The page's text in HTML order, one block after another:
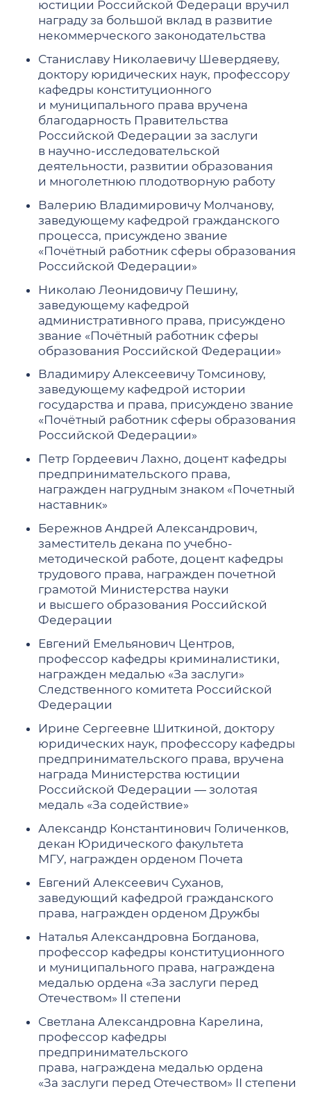
юстиции Российской Федераци вручил
награду за большой вклад в развитие
некоммерческого законодательства
Станиславу Николаевичу Шевердяеву,
доктору юридических наук, профессору
кафедры конституционного
и муниципального права вручена
благодарность Правительства
Российской Федерации за заслуги
в научно-исследовательской
деятельности, развитии образования
и многолетнюю плодотворную работу
Валерию Владимировичу Молчанову,
заведующему кафедрой гражданского
процесса, присуждено звание
«Почётный работник сферы образования
Российской Федерации»
Николаю Леонидовичу Пешину,
заведующему кафедрой
административного права, присуждено
звание «Почётный работник сферы
образования Российской Федерации»
Владимиру Алексеевичу Томсинову,
заведующему кафедрой истории
государства и права, присуждено звание
«Почётный работник сферы образования
Российской Федерации»
Петр Гордеевич Лахно, доцент кафедры
предпринимательского права,
награжден нагрудным знаком «Почетный
наставник»
Бережнов Андрей Александрович,
заместитель декана по учебно-
методической работе, доцент кафедры
трудового права, награжден почетной
грамотой Министерства науки
и высшего образования Российской
Федерации
Евгений Емельянович Центров,
профессор кафедры криминалистики,
награжден медалью «За заслуги»
Следственного комитета Российской
Федерации
Ирине Сергеевне Шиткиной, доктору
юридических наук, профессору кафедры
предпринимательского права, вручена
награда Министерства юстиции
Российской Федерации — золотая
медаль «За содействие»
Александр Константинович Голиченков,
декан Юридического факультета
МГУ, награжден орденом Почета
Евгений Алексеевич Суханов,
заведующий кафедрой гражданского
права, награжден орденом Дружбы
Наталья Александровна Богданова,
профессор кафедры конституционного
и муниципального права, награждена
медалью ордена «За заслуги перед
Отечеством» II степени
Светлана Александровна Карелина,
профессор кафедры
предпринимательского
права, награждена медалью ордена
«За заслуги перед Отечеством» II степени